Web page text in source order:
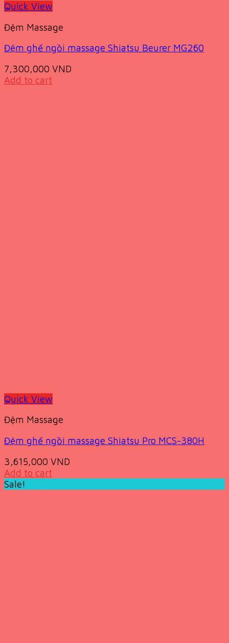
Quick View
Đệm Massage
Đệm ghế ngồi massage Shiatsu Beurer MG260
7,300,000 VND
Add to cart
Quick View
Đệm Massage
Đệm ghế ngồi massage Shiatsu Pro MCS-380H
3,615,000 VND
Add to cart
Sale!